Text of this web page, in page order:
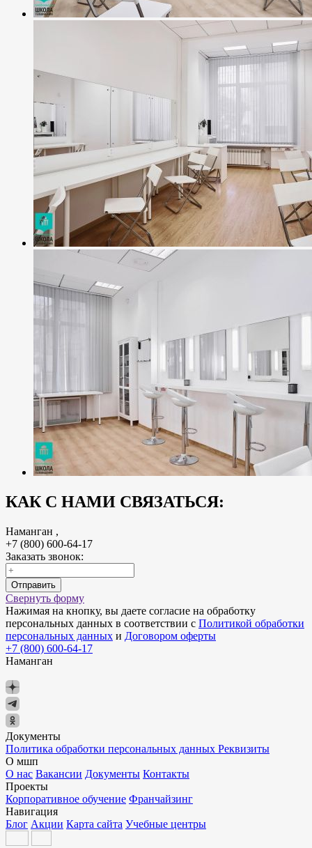
КАК С НАМИ СВЯЗАТЬСЯ:
Наманган ,
+7 (800) 600-64-17
Заказать звонок:
Отправить
Свернуть форму
Нажимая на кнопку, вы даете согласие на обработку
персональных данных в соответствии с Политикой обработки
персональных данных и Договором оферты
+7 (800) 600-64-17
Наманган
Документы
Политика обработки персональных данных Реквизиты
О мшп
О нас Вакансии Документы Контакты
Проекты
Корпоративное обучение Франчайзинг
Навигация
Блог Акции Карта сайта Учебные центры